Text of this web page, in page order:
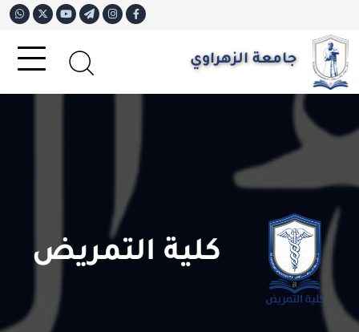
جامعة الزهراوي
كلية التمريض